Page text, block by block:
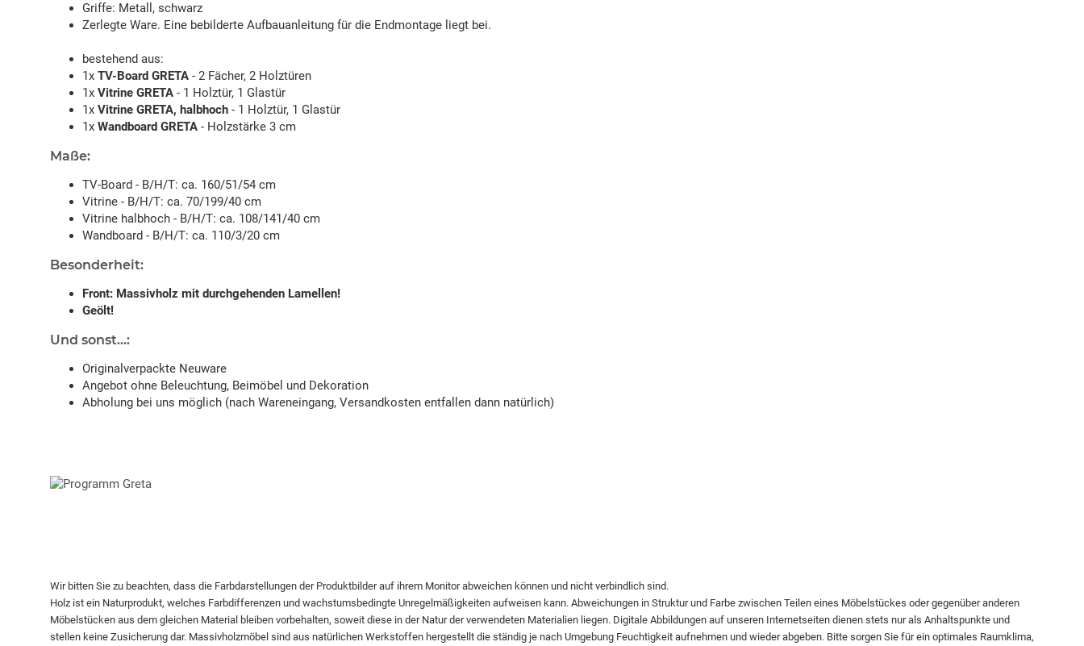
Griffe: Metall, schwarz
Zerlegte Ware. Eine bebilderte Aufbauanleitung für die Endmontage liegt bei.
bestehend aus:
1x TV-Board GRETA - 2 Fächer, 2 Holztüren
1x Vitrine GRETA - 1 Holztür, 1 Glastür
1x Vitrine GRETA, halbhoch - 1 Holztür, 1 Glastür
1x Wandboard GRETA - Holzstärke 3 cm
Maße:
TV-Board - B/H/T: ca. 160/51/54 cm
Vitrine - B/H/T: ca. 70/199/40 cm
Vitrine halbhoch - B/H/T: ca. 108/141/40 cm
Wandboard - B/H/T: ca. 110/3/20 cm
Besonderheit:
Front: Massivholz mit durchgehenden Lamellen!
Geölt!
Und sonst...:
Originalverpackte Neuware
Angebot ohne Beleuchtung, Beimöbel und Dekoration
Abholung bei uns möglich (nach Wareneingang, Versandkosten entfallen dann natürlich)
Wir bitten Sie zu beachten, dass die Farbdarstellungen der Produktbilder auf ihrem Monitor abweichen können und nicht verbindlich sind.
Holz ist ein Naturprodukt, welches Farbdifferenzen und wachstumsbedingte Unregelmäßigkeiten aufweisen kann. Abweichungen in Struktur und Farbe zwischen Teilen eines Möbelstückes oder gegenüber anderen
Möbelstücken aus dem gleichen Material bleiben vorbehalten, soweit diese in der Natur der verwendeten Materialien liegen. Digitale Abbildungen auf unseren Internetseiten dienen stets nur als Anhaltspunkte und
stellen keine Zusicherung dar. Massivholzmöbel sind aus natürlichen Werkstoffen hergestellt die ständig je nach Umgebung Feuchtigkeit aufnehmen und wieder abgeben. Bitte sorgen Sie für ein optimales Raumklima,